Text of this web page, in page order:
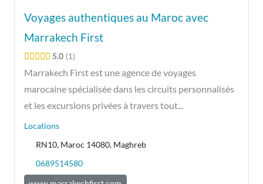
Voyages authentiques au Maroc avec
Marrakech First
5.0 1
Marrakech First est une agence de voyages
marocaine spécialisée dans les circuits personnalisés
et les excursions privées à travers tout...
Locations
RN10, Maroc 14080, Maghreb
0689514580